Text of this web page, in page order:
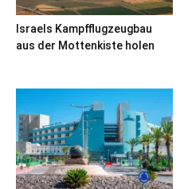
Israels Kampfflugzeugbau
aus der Mottenkiste holen